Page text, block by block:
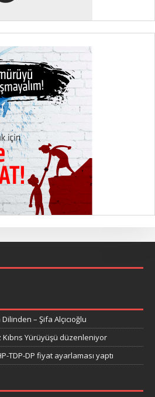
– Şifa Alçıcıoğlu
Kıbrıs Yürüyüşü düzenleniyor
TDP-DP fiyat ayarlaması yaptı